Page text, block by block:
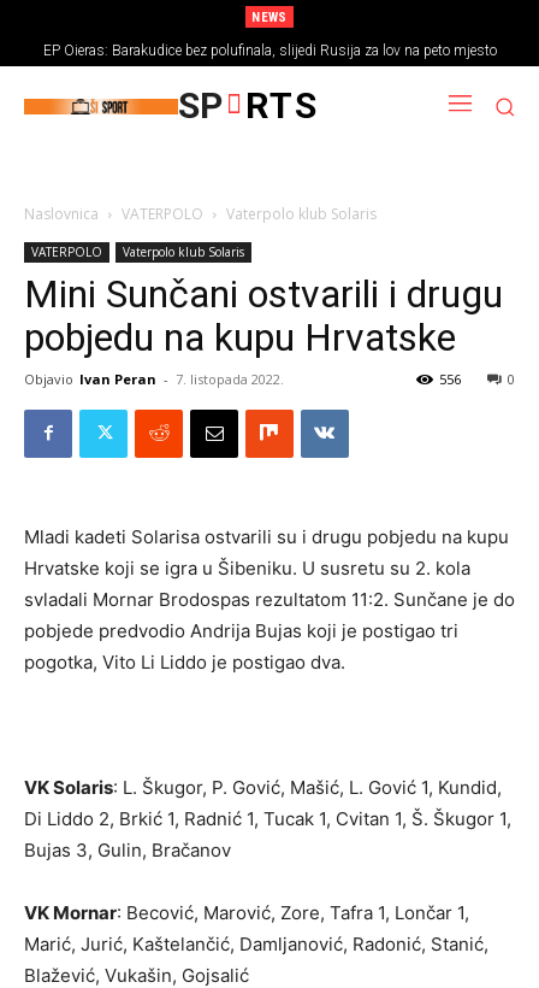
NEWS
EP Oieras: Barakudice bez polufinala, slijedi Rusija za lov na peto mjesto
SP RTS
Naslovnica VATERPOLO Vaterpolo klub Solaris
VATERPOLO Vaterpolo klub Solaris
Mini Sunčani ostvarili i drugu
pobjedu na kupu Hrvatske
Objavio Ivan Peran - 7. listopada 2022. 0
556
Mladi kadeti Solarisa ostvarili su i drugu pobjedu na kupu
Hrvatske koji se igra u Šibeniku. U susretu su 2. kola
svladali Mornar Brodospas rezultatom 11:2. Sunčane je do
pobjede predvodio Andrija Bujas koji je postigao tri
pogotka, Vito Li Liddo je postigao dva.
VK Solaris: L. Škugor, P. Gović, Mašić, L. Gović 1, Kundid,
Di Liddo 2, Brkić 1, Radnić 1, Tucak 1, Cvitan 1, Š. Škugor 1,
Bujas 3, Gulin, Bračanov
VK Mornar: Becović, Marović, Zore, Tafra 1, Lončar 1,
Marić, Jurić, Kaštelančić, Damljanović, Radonić, Stanić,
Blažević, Vukašin, Gojsalić